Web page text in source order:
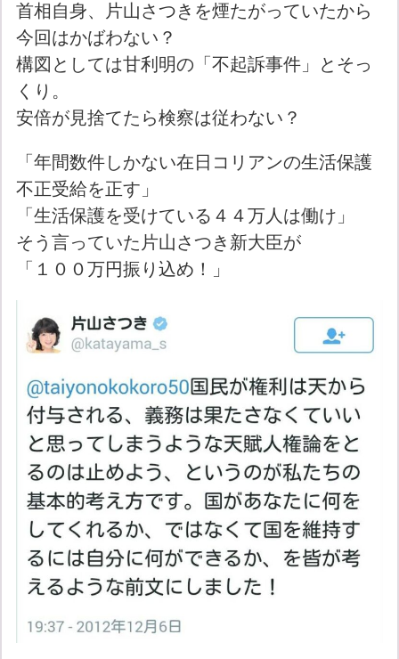
首相自身、片山さつきを煙たがっていたから
今回はかばわない？
構図としては甘利明の「不起訴事件」とそっ
くり。
安倍が見捨てたら検察は従わない？
「年間数件しかない在日コリアンの生活保護
不正受給を正す」
「生活保護を受けている４４万人は働け」
そう言っていた片山さつき新大臣が
「１００万円振り込め！」